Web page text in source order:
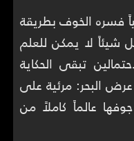
فسره الخوف بطريقة
شيئاً لا يمكن للعلم
تبقى الحكاية
البحر: مرئية على
عالماً كاملاً من